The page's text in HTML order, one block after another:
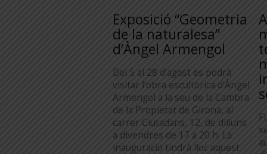
Exposició “Geometria
de la naturalesa”
d’Àngel Armengol
Del 5 al 28 d’agost es podrà
visitar l’obra escultòrica d’Àngel
Armengol a la seu de la Cambra
de la Propietat de Girona, al
carrer Ciutadans, 12, de dilluns
a divendres de 17 a 20 h. La
inauguració tindrà lloc aquest